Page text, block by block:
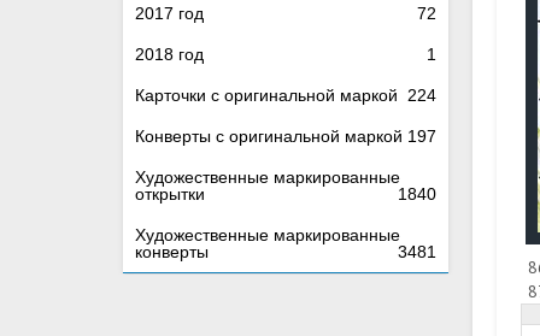
2017 год 72
2018 год 1
Карточки с оригинальной маркой 224
Конверты с оригинальной маркой 197
Художественные маркированные
открытки
1840
Художественные маркированные
конверты
3481